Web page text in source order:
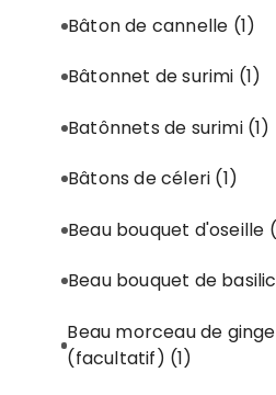
Bâton de cannelle (1)
Bâtonnet de surimi (1)
Batônnets de surimi (1)
Bâtons de céleri (1)
Beau bouquet d'oseille
Beau bouquet de
Beau morceau de
(facultatif) (1)